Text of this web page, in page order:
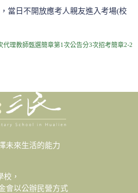
當日不開放應考人親友進入考場(校
代理教師甄選簡章第1次公告分3次招考簡章2-2
未來生活的能力
校，
會以公辦民營方式